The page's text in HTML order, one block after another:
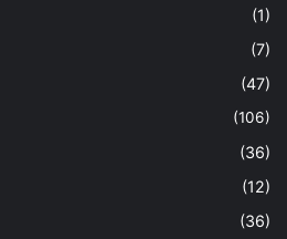
(1)
(7)
(47)
(106)
(36)
(12)
(36)